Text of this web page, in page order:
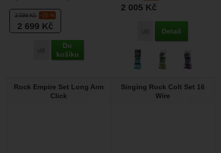
3 599Kč -25 %
2 699 Kč
Přidat 'Climbing Technology Fly-Weight Evo set UL 6 Pack'
Do
košíku
zámkem vhodné...
2 005 Kč
Přidat 'Rock Empire
Detail
Rock Empire Set Long Arm
Click
Singing Rock Colt Set 16
Wire